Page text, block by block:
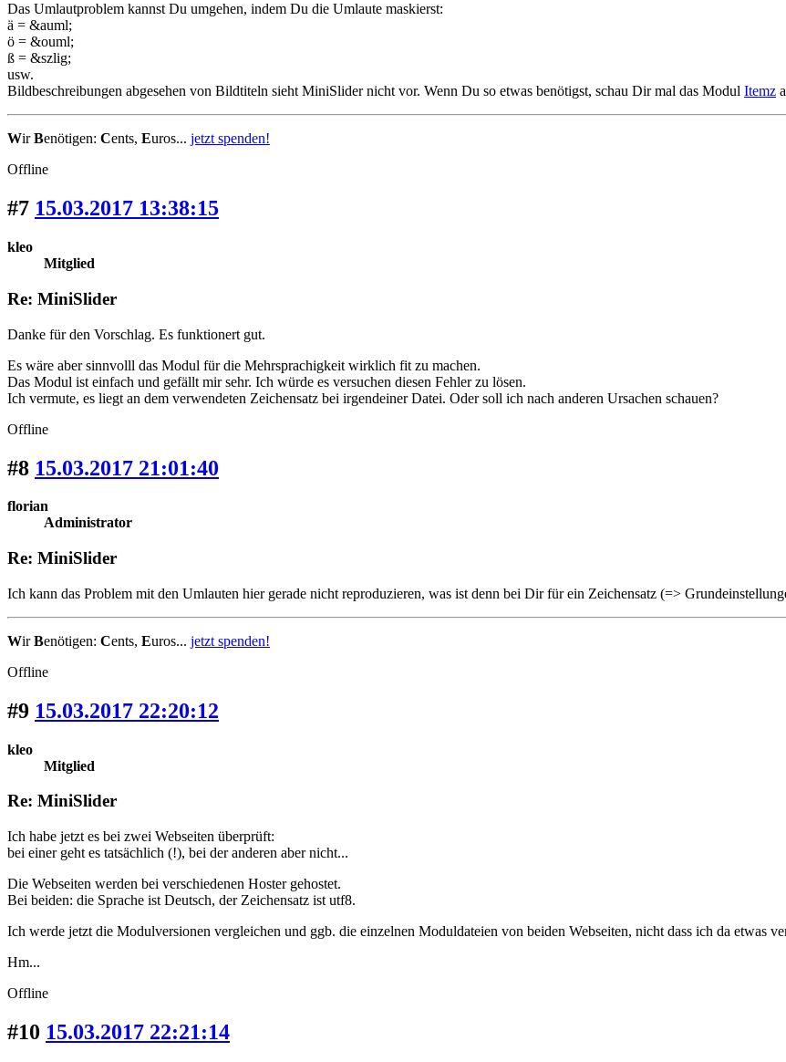
Das Umlautproblem kannst Du umgehen, indem Du die Umlaute maskierst:
ä = &auml;
ö = &ouml;
ß = &szlig;
usw.
Bildbeschreibungen abgesehen von Bildtiteln sieht MiniSlider nicht vor. Wenn Du so etwas benötigst, schau Dir mal das Modul Itemz
WirBenötigen: Cents, Euros... jetzt spenden!
Offline
#7 15.03.2017 13:38:15
kleo
Mitglied
Re: MiniSlider
Danke für den Vorschlag. Es funktionert gut.
Es wäre aber sinnvolll das Modul für die Mehrsprachigkeit wirklich fit zu machen.
Das Modul ist einfach und gefällt mir sehr. Ich würde es versuchen diesen Fehler zu lösen.
Ich vermute, es liegt an dem verwendeten Zeichensatz bei irgendeiner Datei. Oder soll ich nach anderen Ursachen schauen?
Offline
#8 15.03.2017 21:01:40
florian
Administrator
Re: MiniSlider
Ich kann das Problem mit den Umlauten hier gerade nicht reproduzieren, was ist denn bei Dir für ein Zeichensatz (=>
WirBenötigen: Cents, Euros... jetzt spenden!
Offline
#9 15.03.2017 22:20:12
kleo
Mitglied
Re: MiniSlider
Ich habe jetzt es bei zwei Webseiten überprüft:
bei einer geht es tatsächlich (!), bei der anderen aber nicht...
Die Webseiten werden bei verschiedenen Hoster gehostet.
Bei beiden: die Sprache ist Deutsch, der Zeichensatz ist utf8.
Ich werde jetzt die Modulversionen vergleichen und ggb. die einzelnen Moduldateien von beiden Webseiten, nicht dass ich da etwas
Hm...
Offline
#10 15.03.2017 22:21:14